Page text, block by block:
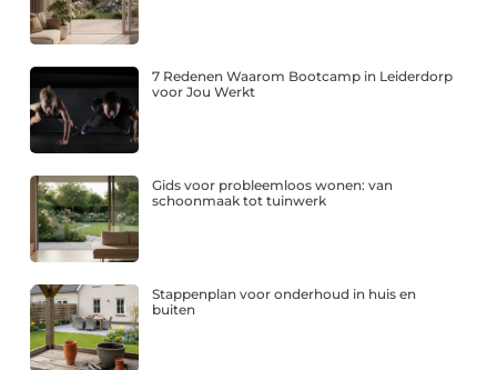
7 Redenen Waarom Bootcamp in Leiderdorp
voor Jou Werkt
Gids voor probleemloos wonen: van
schoonmaak tot tuinwerk
Stappenplan voor onderhoud in huis en
buiten